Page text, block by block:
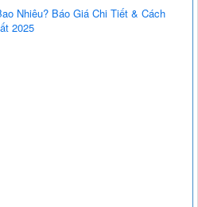
Nhiêu? Báo Giá Chi Tiết & Cách
2025